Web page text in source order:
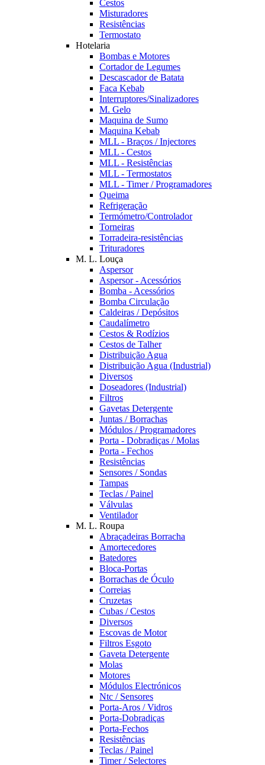
Cestos
Misturadores
Resistências
Termostato
Hotelaria
Bombas e Motores
Cortador de Legumes
Descascador de Batata
Faca Kebab
Interruptores/Sinalizadores
M. Gelo
Maquina de Sumo
Maquina Kebab
MLL - Braços / Injectores
MLL - Cestos
MLL - Resistências
MLL - Termostatos
MLL - Timer / Programadores
Queima
Refrigeração
Termómetro/Controlador
Torneiras
Torradeira-resistências
Trituradores
M. L. Louça
Aspersor
Aspersor - Acessórios
Bomba - Acessórios
Bomba Circulação
Caldeiras / Depósitos
Caudalímetro
Cestos & Rodízios
Cestos de Talher
Distribuição Agua
Distribuição Agua (Industrial)
Diversos
Doseadores (Industrial)
Filtros
Gavetas Detergente
Juntas / Borrachas
Módulos / Programadores
Porta - Dobradiças / Molas
Porta - Fechos
Resistências
Sensores / Sondas
Tampas
Teclas / Painel
Válvulas
Ventilador
M. L. Roupa
Abraçadeiras Borracha
Amortecedores
Batedores
Bloca-Portas
Borrachas de Óculo
Correias
Cruzetas
Cubas / Cestos
Diversos
Escovas de Motor
Filtros Esgoto
Gaveta Detergente
Molas
Motores
Módulos Electrónicos
Ntc / Sensores
Porta-Aros / Vidros
Porta-Dobradiças
Porta-Fechos
Resistências
Teclas / Painel
Timer / Selectores